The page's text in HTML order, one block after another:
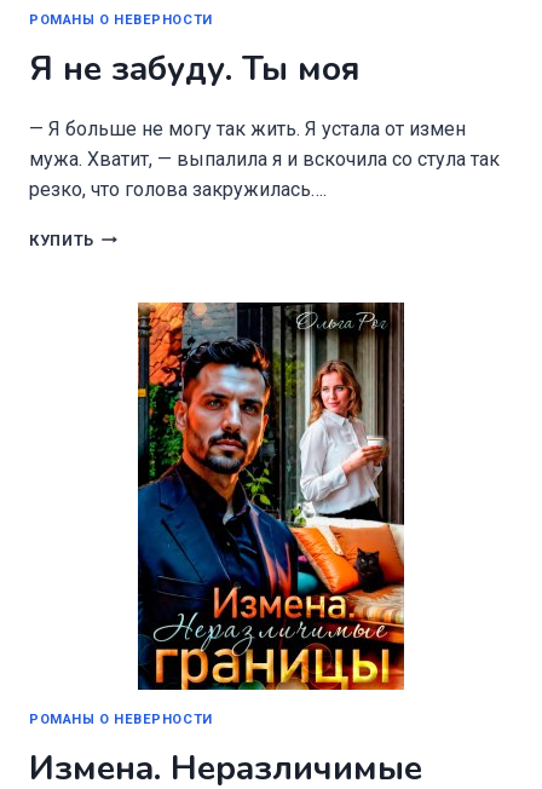
РОМАНЫ О НЕВЕРНОСТИ
Я не забуду. Ты моя
— Я больше не могу так жить. Я устала от измен
мужа. Хватит, — выпалила я и вскочила со стула так
резко, что голова закружилась….
КУПИТЬ
РОМАНЫ О НЕВЕРНОСТИ
Измена. Неразличимые